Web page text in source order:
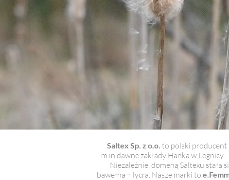
Saltex Sp. z o.o. to polski producent
m.in dawne zakłady Hanka w
Niezależnie, domeną Saltexu stała
bawełna + lycra. Nasze marki to